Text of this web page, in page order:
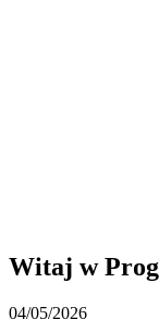
Witaj w
04/05/2026